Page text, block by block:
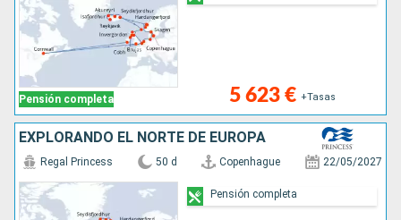
Pensión completa 5 623 € +Tasas
EXPLORANDO EL NORTE DE EUROPA
Regal Princess 50 d Copenhague 22/05/2027
Pensión completa